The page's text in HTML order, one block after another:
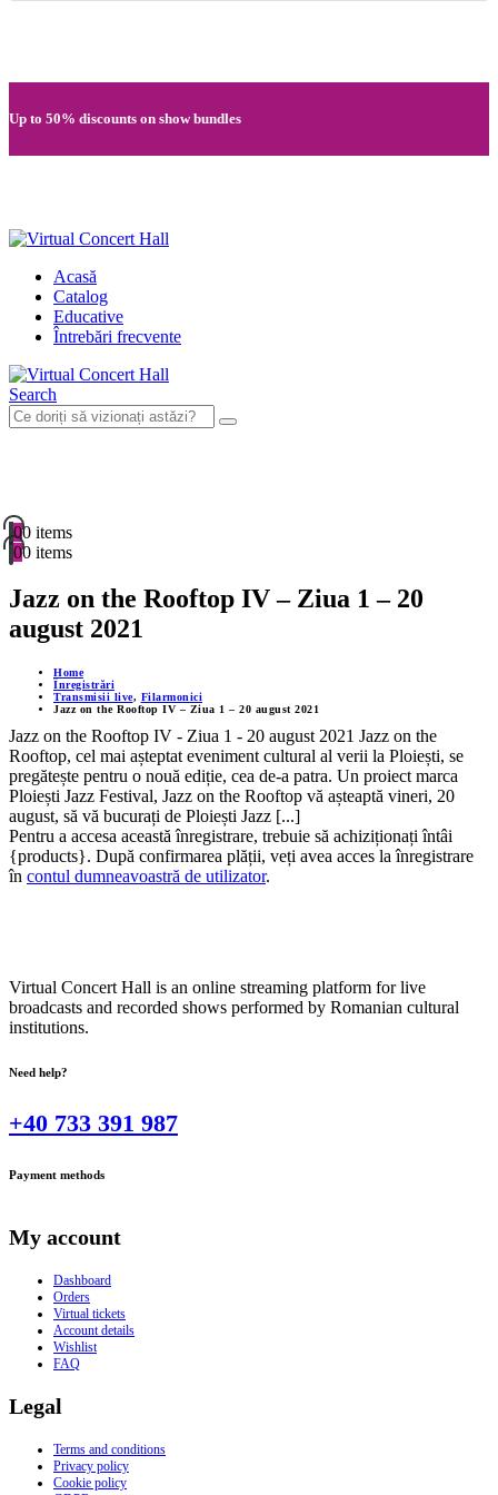
Up to 50% discounts on show bundles
Acasă
Catalog
Educative
Întrebări frecvente
Search
00 items
00 items
Jazz on the Rooftop IV – Ziua 1 – 20
august 2021
Home
Înregistrări
Transmisii live, Filarmonici
Jazz on the Rooftop IV – Ziua 1 – 20 august 2021
Jazz on the Rooftop IV - Ziua 1 - 20 august 2021 Jazz on the
Rooftop, cel mai așteptat eveniment cultural al verii la Ploiești, se
pregătește pentru o nouă ediție, cea de-a patra. Un proiect marca
Ploiești Jazz Festival, Jazz on the Rooftop vă așteaptă vineri, 20
august, să vă bucurați de Ploiești Jazz [...]
Pentru a accesa această înregistrare, trebuie să achiziționați întâi
{products}. După confirmarea plății, veți avea acces la înregistrare
în contul dumneavoastră de utilizator.
Virtual Concert Hall is an online streaming platform for live
broadcasts and recorded shows performed by Romanian cultural
institutions.
Need help?
+40 733 391 987
Payment methods
My account
Dashboard
Orders
Virtual tickets
Account details
Wishlist
FAQ
Legal
Terms and conditions
Privacy policy
Cookie policy